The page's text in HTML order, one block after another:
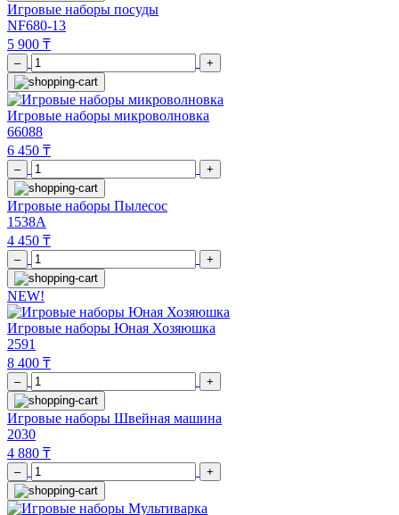
Игровые наборы посуды
NF680-13
5 900 ₸
– +
Игровые наборы микроволновка
66088
6 450 ₸
– +
Игровые наборы Пылесос
1538А
4 450 ₸
– +
NEW!
Игровые наборы Юная Хозяюшка
2591
8 400 ₸
– +
Игровые наборы Швейная машина
2030
4 880 ₸
– +